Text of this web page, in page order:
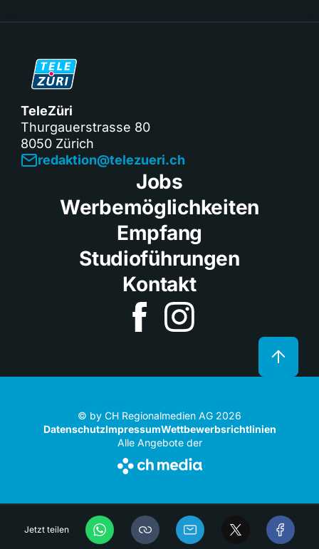
Jetzt teilen
TeleZüri
Thurgauerstrasse 80
8050 Zürich
redaktion@telezueri.ch
Jobs
Werbemöglichkeiten
Empfang
Studioführungen
Kontakt
© by CH Regionalmedien AG 2026
DatenschutzImpressumWettbewerbsrichtlinien
Alle Angebote der